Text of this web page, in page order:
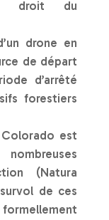
droit du
drone en
de départ
d’arrêté
forestiers
est
(Natura
de ces